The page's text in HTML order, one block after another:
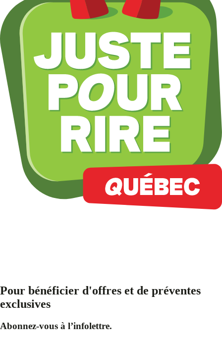
Pour bénéficier d'offres et de préventes
exclusives
Abonnez-vous à l’infolettre.